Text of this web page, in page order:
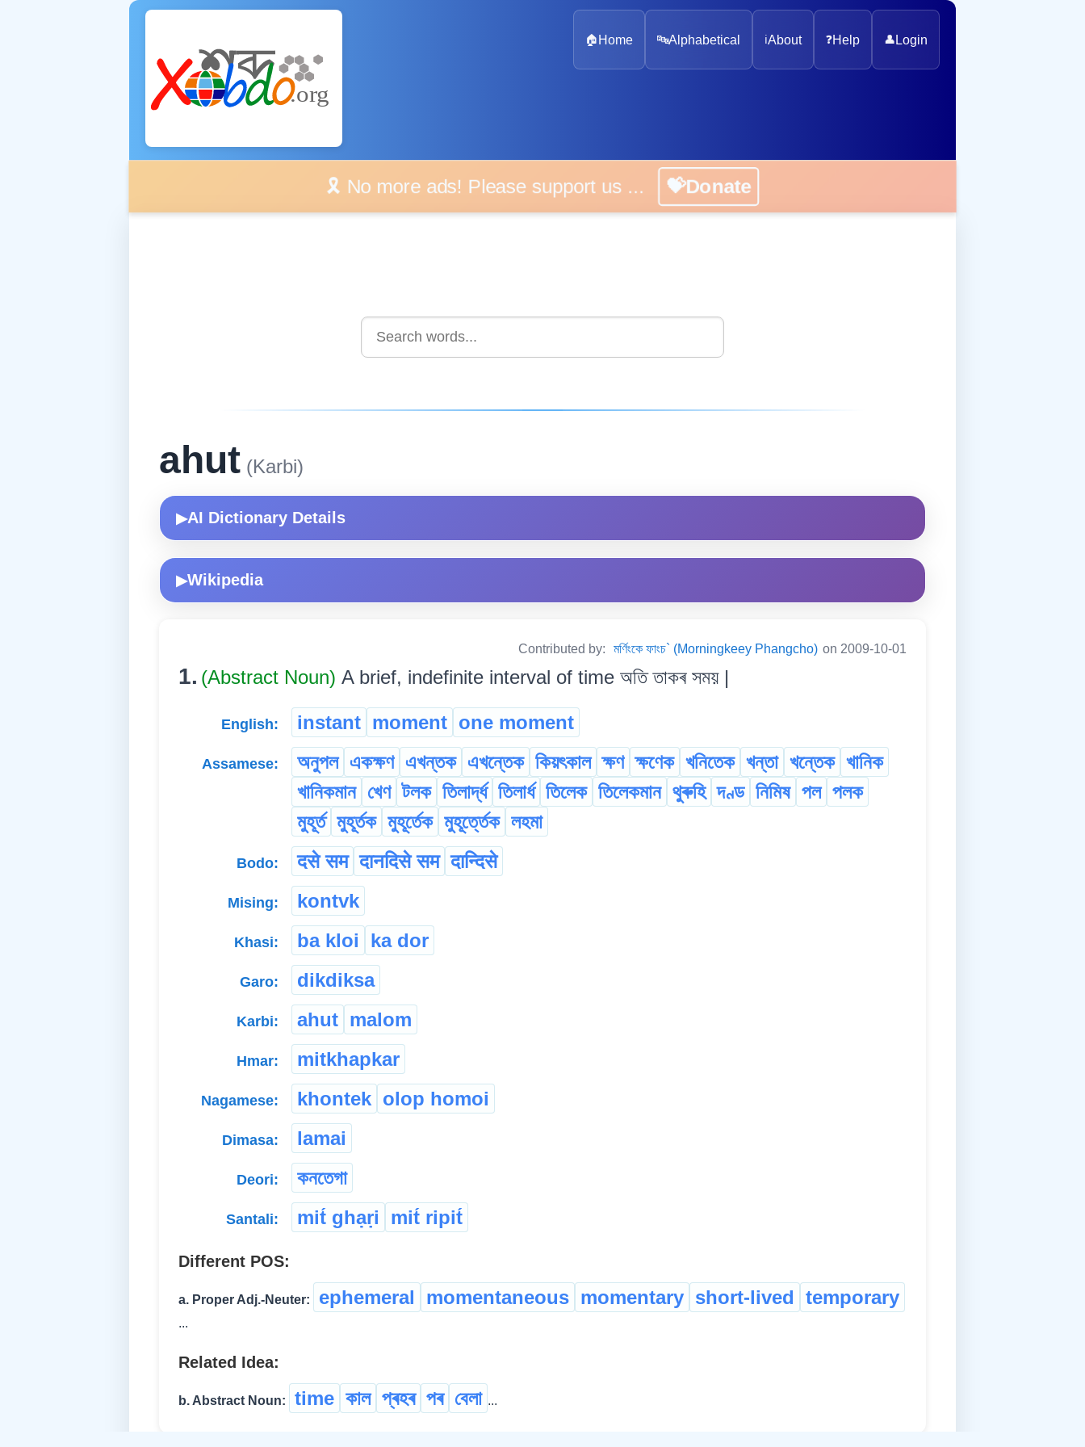
🏠 Home 🔤Alphabetical ℹ️About ❓Help 👤 Login
🎗️ No more ads! Please support us ... 💝Donate
ahut (Karbi)
▶AI Dictionary Details
▶Wikipedia
Contributed by: মৰ্ণিংকে ফাংচ` (Morningkeey Phangcho) on 2009-10-01
1. (Abstract Noun) A brief, indefinite interval of time অতি তাকৰ সময় |
English: instant moment one moment
Assamese: অনুপল একক্ষণ এখন্তক এখন্তেক কিয়ৎকাল ক্ষণ ক্ষণেক খনিতেক খন্তা খন্তেক খানিক
খানিকমান খেণ টলক তিলাৰ্দ্ধ তিলাৰ্ধ তিলেক তিলেকমান থুৰুহি দণ্ড নিমিষ পল পলক
মুহূৰ্ত মুহূৰ্তক মুহূৰ্তেক মুহূৰ্ত্তেক লহমা
Bodo: दसे सम दानदिसे सम दान्दिसे
Mising: kontvk
Khasi: ba kloi ka dor
Garo: dikdiksa
Karbi: ahut malom
Hmar: mitkhapkar
Nagamese: khontek olop homoi
Dimasa: lamai
Deori: কনতেগা
Santali: mit́ ghạṛi mit́ ripit́
Different POS:
a. Proper Adj.-Neuter: ephemeral momentaneous momentary short-lived temporary
...
Related Idea:
b. Abstract Noun: time কাল প্ৰহৰ পৰ বেলা ...